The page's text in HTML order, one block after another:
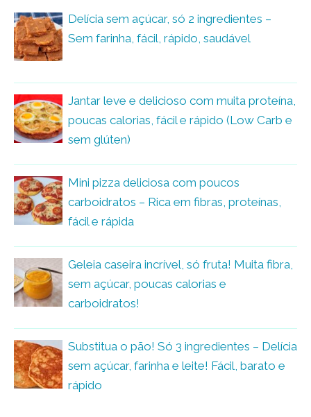
Delícia sem açúcar, só 2 ingredientes –
Sem farinha, fácil, rápido, saudável
Jantar leve e delicioso com muita proteína,
poucas calorias, fácil e rápido (Low Carb e
sem glúten)
Mini pizza deliciosa com poucos
carboidratos – Rica em fibras, proteínas,
fácil e rápida
Geleia caseira incrível, só fruta! Muita fibra,
sem açúcar, poucas calorias e
carboidratos!
Substitua o pão! Só 3 ingredientes – Delícia
sem açúcar, farinha e leite! Fácil, barato e
rápido